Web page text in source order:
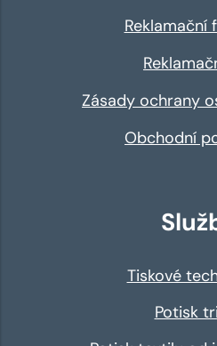
Reklamační
Zásady ochrany
Obchodní
Tiskové
Potisk